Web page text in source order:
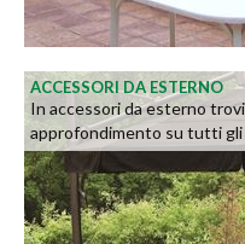
ACCESSORI DA ESTERNO
In accessori da esterno
approfondimento su tutti gli